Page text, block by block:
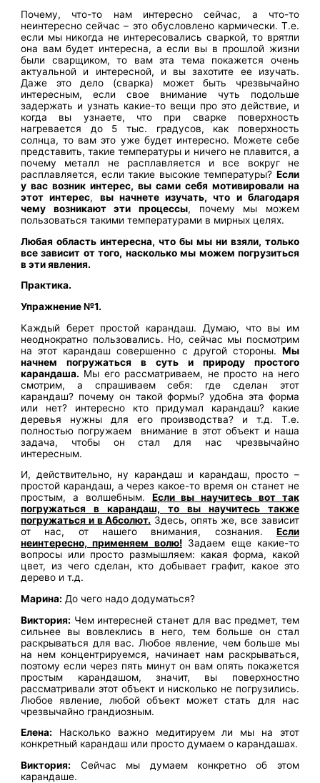
Почему, что-то нам интересно сейчас, а что-то
неинтересно сейчас – это обусловлено кармически. Т.е.
если мы никогда не интересовались сваркой, то врятли
она вам будет интересна, а если вы в прошлой жизни
были сварщиком, то вам эта тема покажется очень
актуальной и интересной, и вы захотите ее изучать.
Даже это дело (сварка) может быть чрезвычайно
интересным, если свое внимание чуть подольше
задержать и узнать какие-то вещи про это действие, и
когда вы узнаете, что при сварке поверхность
нагревается до 5 тыс. градусов, как поверхность
солнца, то вам это уже будет интересно. Можете себе
представить, такие температуры и ничего не плавится, а
почему металл не расплавляется и все вокруг не
расплавляется, если такие высокие температуры? Если
у вас возник интерес, вы сами себя мотивировали на
этот интерес, вы начнете изучать, что и благодаря
чему возникают эти процессы, почему мы можем
пользоваться такими температурами в мирных целях.
Любая область интересна, что бы мы ни взяли, только
все зависит от того, насколько мы можем погрузиться
в эти явления.
Практика.
Упражнение №1.
Каждый берет простой карандаш. Думаю, что вы им
неоднократно пользовались. Но, сейчас мы посмотрим
на этот карандаш совершенно с другой стороны. Мы
начнем погружаться в суть и природу простого
карандаша. Мы его рассматриваем, не просто на него
смотрим, а спрашиваем себя: где сделан этот
карандаш? почему он такой формы? удобна эта форма
или нет? интересно кто придумал карандаш? какие
деревья нужны для его производства? и т.д. Т.е.
полностью погружаем внимание в этот объект и наша
задача, чтобы он стал для нас чрезвычайно
интересным.
И, действительно, ну карандаш и карандаш, просто –
простой карандаш, а через какое-то время он станет не
простым, а волшебным. Если вы научитесь вот так
погружаться в карандаш, то вы научитесь также
погружаться и в Абсолют. Здесь, опять же, все зависит
от нас, от нашего внимания, сознания. Если
неинтересно, применяем волю!Задаем еще какие-то
вопросы или просто размышляем: какая форма, какой
цвет, из чего сделан, кто добывает графит, какое это
дерево и т.д.
Марина: До чего надо додуматься?
Виктория: Чем интересней станет для вас предмет, тем
сильнее вы вовлеклись в него, тем больше он стал
раскрываться для вас. Любое явление, чем больше мы
на нем концентрируемся, начинает нам раскрываться,
поэтому если через пять минут он вам опять покажется
простым карандашом, значит, вы поверхностно
рассматривали этот объект и нисколько не погрузились.
Любое явление, любой объект может стать для нас
чрезвычайно грандиозным.
Елена: Насколько важно медитируем ли мы на этот
конкретный карандаш или просто думаем о карандашах.
Виктория: Сейчас мы думаем конкретно об этом
карандаше.